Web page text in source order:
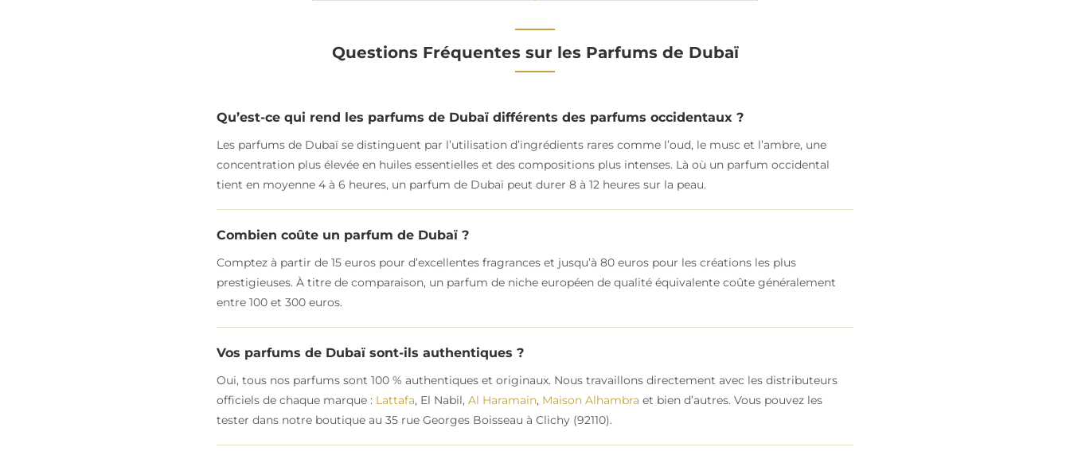
Questions Fréquentes sur les Parfums de Dubaï
Qu’est-ce qui rend les parfums de Dubaï différents des parfums occidentaux ?
Les parfums de Dubaï se distinguent par l’utilisation d’ingrédients rares comme l’oud, le musc et l’ambre, une
concentration plus élevée en huiles essentielles et des compositions plus intenses. Là où un parfum occidental
tient en moyenne 4 à 6 heures, un parfum de Dubaï peut durer 8 à 12 heures sur la peau.
Combien coûte un parfum de Dubaï ?
Comptez à partir de 15 euros pour d’excellentes fragrances et jusqu’à 80 euros pour les créations les plus
prestigieuses. À titre de comparaison, un parfum de niche européen de qualité équivalente coûte généralement
entre 100 et 300 euros.
Vos parfums de Dubaï sont-ils authentiques ?
Oui, tous nos parfums sont 100 % authentiques et originaux. Nous travaillons directement avec les distributeurs
officiels de chaque marque : Lattafa, El Nabil, Al Haramain, Maison Alhambra et bien d’autres. Vous pouvez les
tester dans notre boutique au 35 rue Georges Boisseau à Clichy (92110).